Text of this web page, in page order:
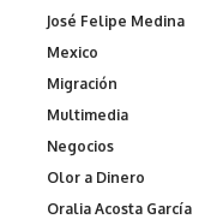
José Felipe Medina
Mexico
Migración
Multimedia
Negocios
Olor a Dinero
Oralia Acosta García